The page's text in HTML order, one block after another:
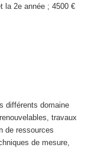
la 2e année ; 4500 €
différents domaine
travaux
de ressources
de mesure,